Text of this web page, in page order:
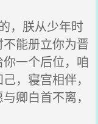
，朕从少年时
能册立你为晋
一个后位，咱
，寝宫相伴，
卿白首不离，